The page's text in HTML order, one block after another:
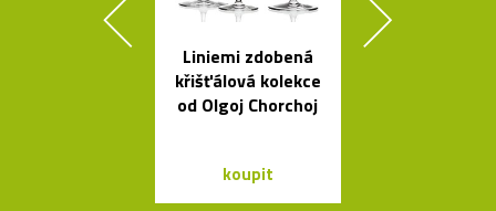
Liniemi zdobená
křišťálová kolekce
od Olgoj Chorchoj
koupit